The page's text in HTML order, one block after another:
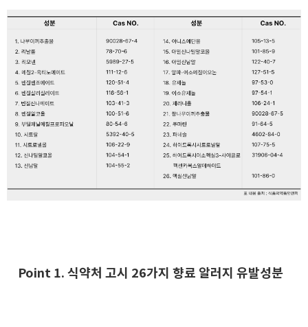
Point 1. 식약처 고시 26가지 향료 알러지 유발성분